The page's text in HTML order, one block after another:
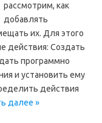
рассмотрим, как
добавлять
их. Для этого
действия: Создать
программно
и установить ему
действия
далее »